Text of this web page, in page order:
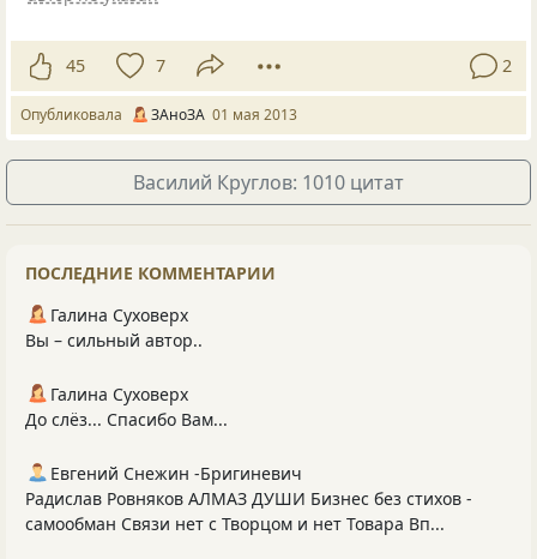
45 7 2
Опубликовала ЗАноЗА 01 мая 2013
Василий Круглов: 1010 цитат
ПОСЛЕДНИЕ КОММЕНТАРИИ
Галина Суховерх
Вы – сильный автор..
Галина Суховерх
До слёз... Спасибо Вам...
Евгений Снежин -Бригиневич
Радислав Ровняков АЛМАЗ ДУШИ Бизнес без стихов -
самообман Связи нет с Творцом и нет Товара Вп...